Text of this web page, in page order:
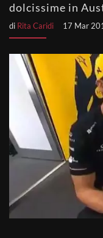
dolcissime in
di Rita Caridi 17 Mar